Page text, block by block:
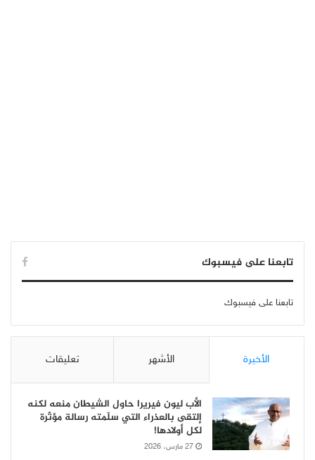
تابعنا على فيسبوك
تابعنا على فيسبوك
الأخيرة الأشهر تعليقات
الأب ليون فيريرا حاول الشيطان منعه لكنه
إلتقى بالعذراء التي سلّمته رسالة مؤثّرة
لكل أولادها!
27 مارس، 2026